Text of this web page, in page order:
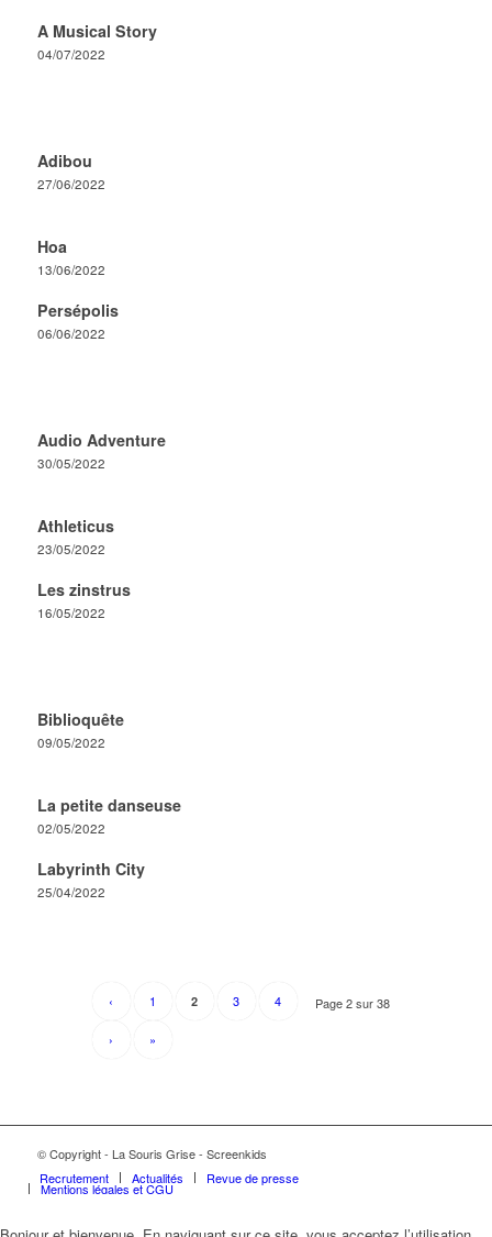
A Musical Story
04/07/2022
Adibou
27/06/2022
Hoa
13/06/2022
Persépolis
06/06/2022
Audio Adventure
30/05/2022
Athleticus
23/05/2022
Les zinstrus
16/05/2022
Biblioquête
09/05/2022
La petite danseuse
02/05/2022
Labyrinth City
25/04/2022
Page 2 sur 38
‹ 1 2 3 4
› »
© Copyright - La Souris Grise - Screenkids
Recrutement
Actualités Revue de presse
Mentions légales et CGU